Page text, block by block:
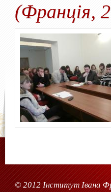
(Франція,
© 2012 Інститут Івана